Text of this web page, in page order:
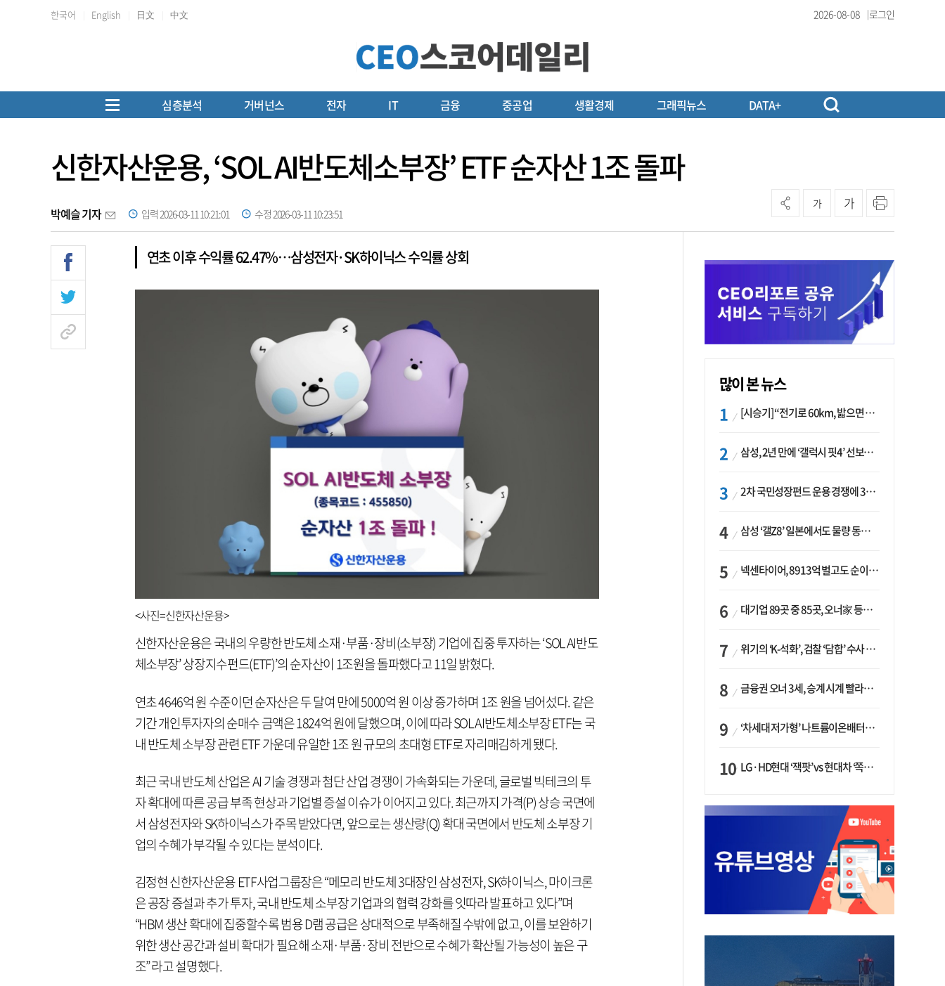
한국어 English 日文 中文 2026-08-08 로그인
심층분석 거버넌스 전자 IT 금융 중공업 생활경제 그래픽뉴스 DATA+
신한자산운용, ‘SOL AI반도체소부장’ ETF 순자산 1조 돌파
박예슬 기자 입력 2026-03-11 10:21:01 수정 2026-03-11 10:23:51
가 가
연초 이후 수익률 62.47%…삼성전자·SK하이닉스 수익률 상회
<사진=신한자산운용>
신한자산운용은 국내의 우량한 반도체 소재·부품·장비(소부장) 기업에 집중 투자하는 ‘SOL AI반도
체소부장’ 상장지수펀드(ETF)’의 순자산이 1조원을 돌파했다고 11일 밝혔다.
연초 4646억 원 수준이던 순자산은 두 달여 만에 5000억 원 이상 증가하며 1조 원을 넘어섰다. 같은
기간 개인투자자의 순매수 금액은 1824억 원에 달했으며, 이에 따라 SOL AI반도체소부장 ETF는 국
내 반도체 소부장 관련 ETF 가운데 유일한 1조 원 규모의 초대형 ETF로 자리매김하게 됐다.
최근 국내 반도체 산업은 AI 기술 경쟁과 첨단 산업 경쟁이 가속화되는 가운데, 글로벌 빅테크의 투
자 확대에 따른 공급 부족 현상과 기업별 증설 이슈가 이어지고 있다. 최근까지 가격(P) 상승 국면에
서 삼성전자와 SK하이닉스가 주목 받았다면, 앞으로는 생산량(Q) 확대 국면에서 반도체 소부장 기
업의 수혜가 부각될 수 있다는 분석이다.
김정현 신한자산운용 ETF사업그룹장은 “메모리 반도체 3대장인 삼성전자, SK하이닉스, 마이크론
은 공장 증설과 추가 투자, 국내 반도체 소부장 기업과의 협력 강화를 잇따라 발표하고 있다”며
“HBM 생산 확대에 집중할수록 범용 D램 공급은 상대적으로 부족해질 수밖에 없고, 이를 보완하기
위한 생산 공간과 설비 확대가 필요해 소재·부품·장비 전반으로 수혜가 확산될 가능성이 높은 구
조” 라고 설명했다.
많이 본 뉴스
[시승기] “전기로 60km, 밟으면 462마력”…볼보 XC60 T8의 두 얼굴
삼성, 2년 만에 ‘갤럭시 핏4’ 선보이나…웨어러블 생태계 확장 ‘시동’
2차 국민성장펀드 운용 경쟁에 33개사 몰렸다…신한·하나 등 새 얼굴 대거 합류
삼성 ‘갤Z8’ 일본에서도 물량 동났다…애플 참전 앞두고 선두 수성 ‘시험대’
넥센타이어, 8913억 벌고도 순이익 2억…유럽 세부담에 이익 증발
대기업 89곳 중 85곳, 오너家 등기임원 겸직…BS 46곳·SM 45곳 ‘족벌경영’ 고착화
위기의 ‘K-석화’, 검찰 ‘담합’ 수사 착수…“LG·한화·롯데 등 7개 업체, 8개 제품 가격 담합”
금융권 오너 3세, 승계 시계 빨라지나…한국투자 ‘속도’·미래에셋·메리츠는 ‘거리두기’
‘차세대 저가형’ 나트륨이온배터리 시대 오나…LG화학·에코프로, 상용화 속도낸다
LG·HD현대 ‘잭팟’ vs 현대차 ‘쪽박’…글로벌 사모펀드, 韓 대기업 투자 ‘희비’